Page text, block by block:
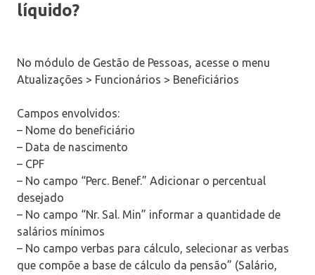
líquido?
No módulo de Gestão de Pessoas, acesse o menu
Atualizações > Funcionários > Beneficiários
Campos envolvidos:
– Nome do beneficiário
– Data de nascimento
– CPF
– No campo “Perc. Benef.” Adicionar o percentual
desejado
– No campo “Nr. Sal. Min” informar a quantidade de
salários mínimos
– No campo verbas para cálculo, selecionar as verbas
que compõe a base de cálculo da pensão” (Salário,